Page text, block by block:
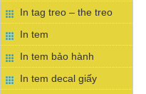
In tag treo – the treo
In tem
In tem bảo hành
In tem decal giấy